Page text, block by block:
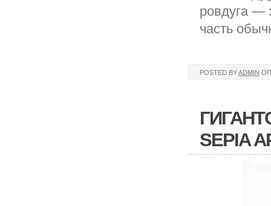
ровдуга —
часть
POSTED BYADMIN
SEPIA